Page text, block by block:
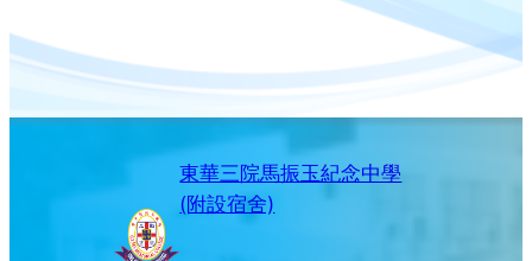
東華三院馬振玉紀念中學
(附設宿舍)